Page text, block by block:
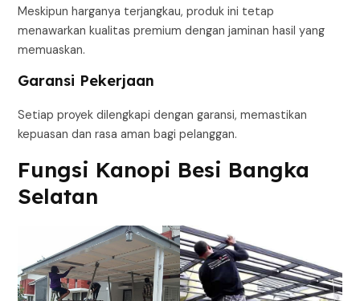
Meskipun harganya terjangkau, produk ini tetap
menawarkan kualitas premium dengan jaminan hasil yang
memuaskan.
Garansi Pekerjaan
Setiap proyek dilengkapi dengan garansi, memastikan
kepuasan dan rasa aman bagi pelanggan.
Fungsi Kanopi Besi Bangka
Selatan